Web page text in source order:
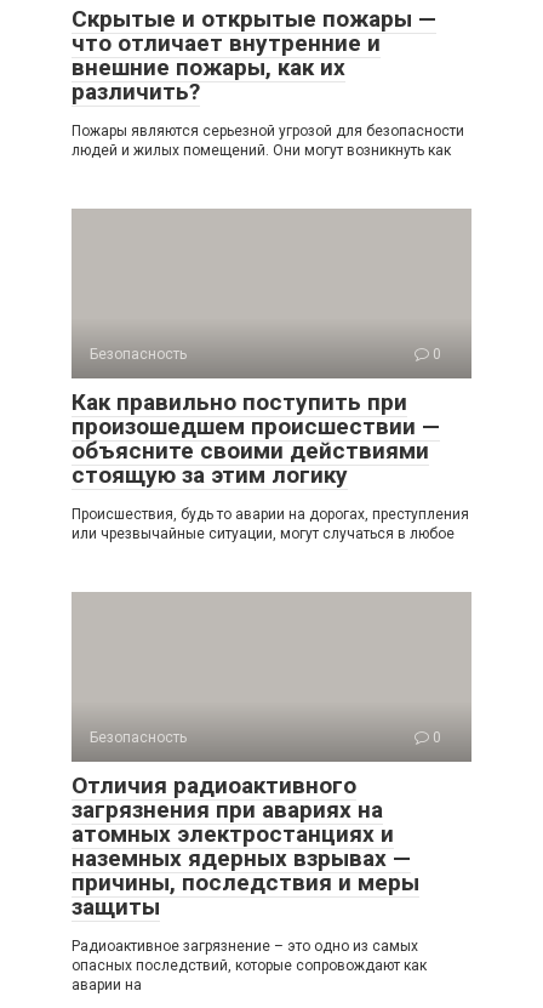
Скрытые и открытые пожары —
что отличает внутренние и
внешние пожары, как их
различить?
Пожары являются серьезной угрозой для безопасности
людей и жилых помещений. Они могут возникнуть как
Безопасность 0
Как правильно поступить при
произошедшем происшествии —
объясните своими действиями
стоящую за этим логику
Происшествия, будь то аварии на дорогах, преступления
или чрезвычайные ситуации, могут случаться в любое
Безопасность 0
Отличия радиоактивного
загрязнения при авариях на
атомных электростанциях и
наземных ядерных взрывах —
причины, последствия и меры
защиты
Радиоактивное загрязнение – это одно из самых
опасных последствий, которые сопровождают как
аварии на